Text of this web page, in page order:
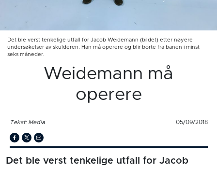
Det ble verst tenkelige utfall for Jacob Weidemann (bildet) etter nøyere
undersøkelser av skulderen. Han må operere og blir borte fra banen i minst
seks måneder.
Weidemann må
operere
Tekst: Med!a 05/09/2018
Det ble verst tenkelige utfall for Jacob